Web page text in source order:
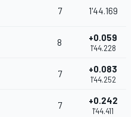
7 1'44.169
8 +0.059
1'44.228
7 +0.083
1'44.252
7 +0.242
1'44.411